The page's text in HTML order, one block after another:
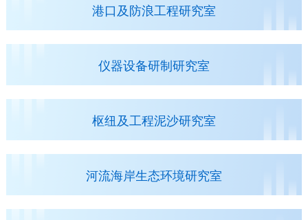
港口及防浪工程研究室
仪器设备研制研究室
枢纽及工程泥沙研究室
河流海岸生态环境研究室